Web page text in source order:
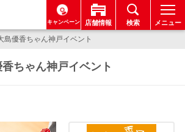
キャンペーン 店舗情報 検索 メニュー
島優香ちゃん神戸イベント
ちゃん神戸イベント